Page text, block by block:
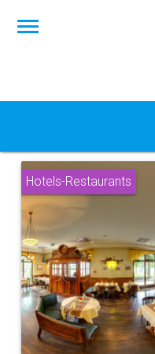
Hotels-Restaurants